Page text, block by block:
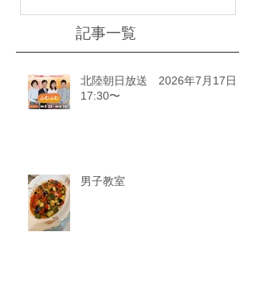
記事一覧
北陸朝日放送 2026年7月17日
17:30〜
男子教室